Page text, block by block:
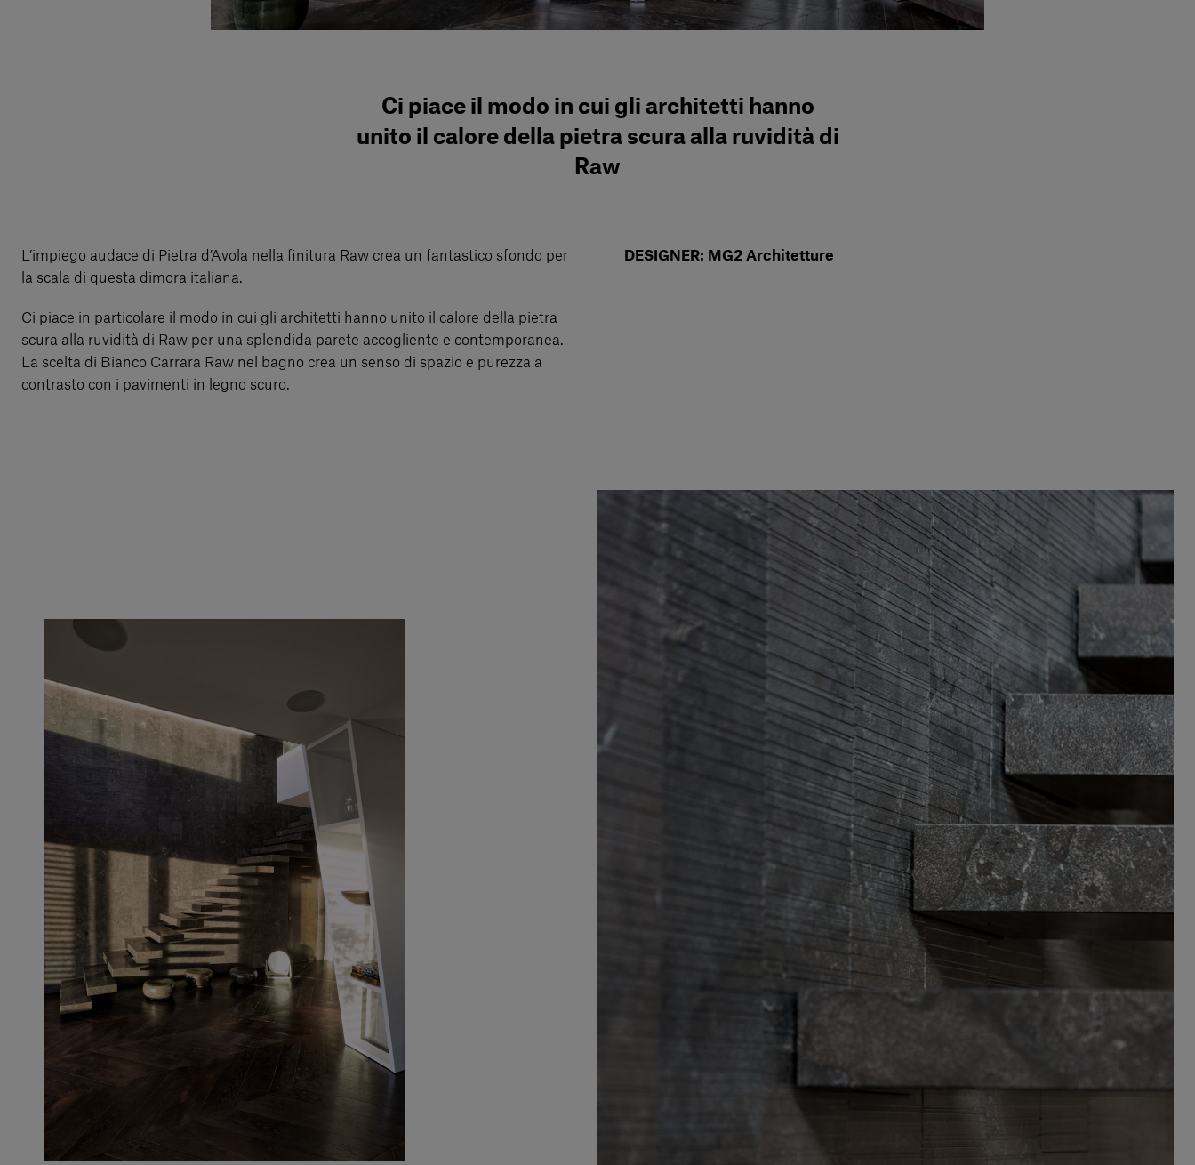
Ci piace il modo in cui gli architetti hanno
unito il calore della pietra scura alla ruvidità di
Raw
L’impiego audace di Pietra d’Avola nella finitura Raw crea un fantastico sfondo per
la scala di questa dimora italiana.
Ci piace in particolare il modo in cui gli architetti hanno unito il calore della pietra
scura alla ruvidità di Raw per una splendida parete accogliente e contemporanea.
La scelta di Bianco Carrara Raw nel bagno crea un senso di spazio e purezza a
contrasto con i pavimenti in legno scuro.
DESIGNER: MG2 Architetture